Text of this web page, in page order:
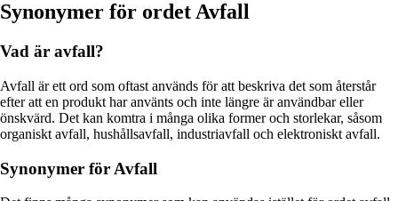
Synonymer för ordet Avfall
Vad är avfall?
Avfall är ett ord som oftast används för att beskriva det som återstår
efter att en produkt har använts och inte längre är användbar eller
önskvärd. Det kan komtra i många olika former och storlekar, såsom
organiskt avfall, hushållsavfall, industriavfall och elektroniskt avfall.
Synonymer för Avfall